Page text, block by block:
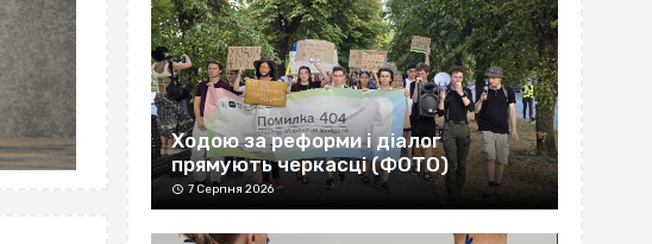
Ходою за реформи і діалог
прямують черкасці (ФОТО)
7 Серпня 2026